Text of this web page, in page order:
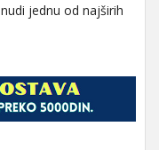
nudi jednu od najširih